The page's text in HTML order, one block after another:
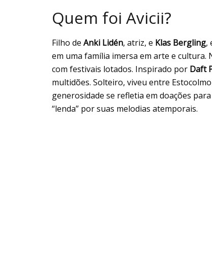
Quem foi Avicii?
Filho de Anki Lidén, atriz, e Klas Bergling,
em uma família imersa em arte e cultura.
com festivais lotados. Inspirado por Daft
multidões. Solteiro, viveu entre
generosidade se refletia em doações
“lenda” por suas melodias atemporais.